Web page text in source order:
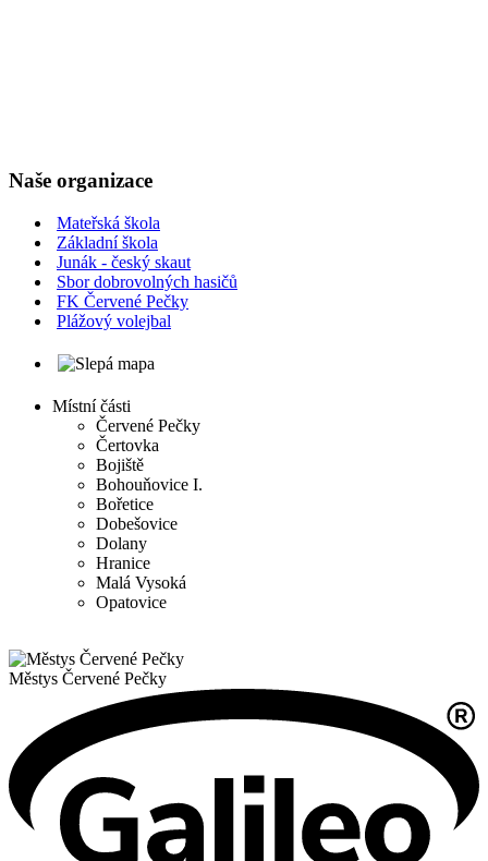
Naše organizace
Mateřská škola
Základní škola
Junák - český skaut
Sbor dobrovolných hasičů
FK Červené Pečky
Plážový volejbal
Místní části
Červené Pečky
Čertovka
Bojiště
Bohouňovice I.
Bořetice
Dobešovice
Dolany
Hranice
Malá Vysoká
Opatovice
Městys Červené Pečky